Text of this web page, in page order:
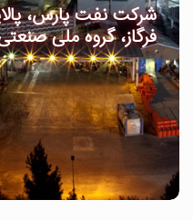
شرکت نفت پارس،
فرگاز، گروه ملی